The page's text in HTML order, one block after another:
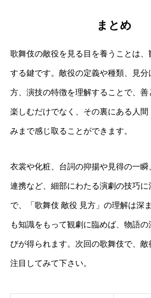
まとめ
歌舞伎の敵役を見る目を養うことは、
する鍵です。敵役の定義や種類、見
方、演技の特徴を理解することで、善
楽しむだけでなく、その裏にある人
みまで感じ取ることができます。
衣裳や化粧、台詞の抑揚や見得の一
連携など、細部にわたる演劇の技巧に
で、「歌舞伎 敵役 見方」の理解は深
も知識をもって観劇に臨めば、物語
びが得られます。次回の歌舞伎で、敵
注目してみて下さい。